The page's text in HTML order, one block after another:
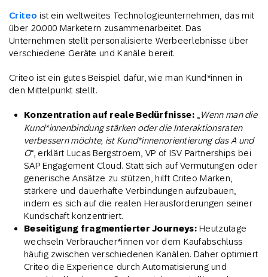
Criteo ist ein weltweites Technologieunternehmen, das mit
über 20.000 Marketern zusammenarbeitet. Das
Unternehmen stellt personalisierte Werbeerlebnisse über
verschiedene Geräte und Kanäle bereit.
Criteo ist ein gutes Beispiel dafür, wie man Kund*innen in
den Mittelpunkt stellt.
Konzentration auf reale Bedürfnisse:„ Wenn man die
Kund*innenbindung stärken oder die Interaktionsraten
verbessern möchte, ist Kund*innenorientierung das A und
O“, erklärt Lucas Bergstroem, VP of ISV Partnerships bei
SAP Engagement Cloud. Statt sich auf Vermutungen oder
generische Ansätze zu stützen, hilft Criteo Marken,
stärkere und dauerhafte Verbindungen aufzubauen,
indem es sich auf die realen Herausforderungen seiner
Kundschaft konzentriert.
Beseitigung fragmentierter Journeys:Heutzutage
wechseln Verbraucher*innen vor dem Kaufabschluss
häufig zwischen verschiedenen Kanälen. Daher optimiert
Criteo die Experience durch Automatisierung und